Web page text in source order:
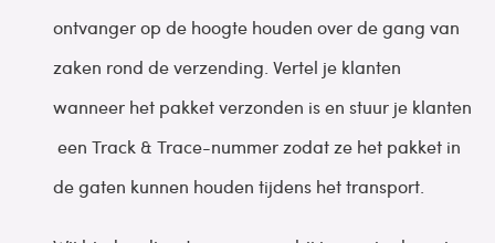
ontvanger op de hoogte houden over de gang van
zaken rond de verzending. Vertel je klanten
wanneer het pakket verzonden is en stuur je klanten
een Track & Trace-nummer zodat ze het pakket in
de gaten kunnen houden tijdens het transport.